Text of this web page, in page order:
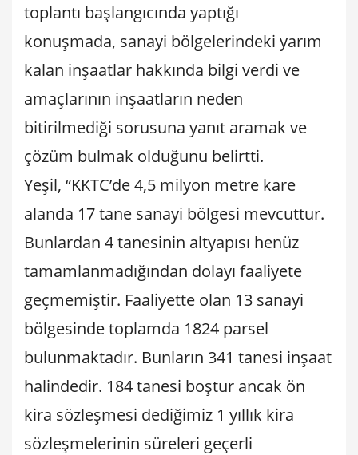
toplantı başlangıcında yaptığı
konuşmada, sanayi bölgelerindeki yarım
kalan inşaatlar hakkında bilgi verdi ve
amaçlarının inşaatların neden
bitirilmediği sorusuna yanıt aramak ve
çözüm bulmak olduğunu belirtti.
Yeşil, “KKTC’de 4,5 milyon metre kare
alanda 17 tane sanayi bölgesi mevcuttur.
Bunlardan 4 tanesinin altyapısı henüz
tamamlanmadığından dolayı faaliyete
geçmemiştir. Faaliyette olan 13 sanayi
bölgesinde toplamda 1824 parsel
bulunmaktadır. Bunların 341 tanesi inşaat
halindedir. 184 tanesi boştur ancak ön
kira sözleşmesi dediğimiz 1 yıllık kira
sözleşmelerinin süreleri geçerli